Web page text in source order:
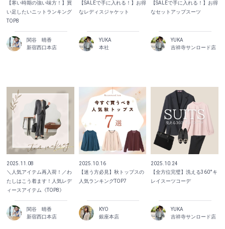
【寒い時期の強い味方！】買
い足したいニットランキング
TOP8
関谷 晴香
新宿西口本店
【SALEで手に入れる！】お得
なレディスジャケット
YUKA
本社
【SALEで手に入れる！】お得
なセットアップスーツ
YUKA
吉祥寺サンロード店
2025.11.08
＼人気アイテム再入荷！／わ
たしはこう着ます！人気レデ
ィースアイテム《TOP8》
関谷 晴香
新宿西口本店
2025.10.16
【迷う方必見】秋トップスの
人気ランキングTOP7
KYO
銀座本店
2025.10.24
【全方位完璧】洗える360°キ
レイスーツコーデ
YUKA
吉祥寺サンロード店